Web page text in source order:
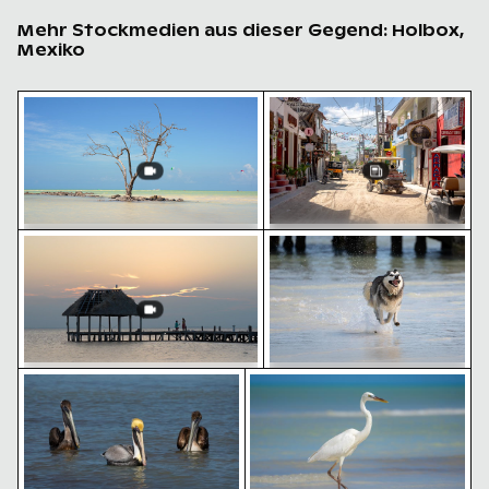
Mehr Stockmedien aus dieser Gegend: Holbox,
Mexiko
Einsamer Baum im Naturschutzgebiet Yum Balam
Belebte Straßenszene
Belebte Straßenszene mit
Golfwagen in Holbox
Romantischer Antrag auf dem Pier von Holbox Island
Romantischer Antrag auf dem Pier
von Holbox Island bei
Sonnenuntergang
Sibirischer Husky läuft
Sibirischer Husky läuft am
Strand durch das Wasser
Pelikane auf ruhigem WasserEleganter Reiher am